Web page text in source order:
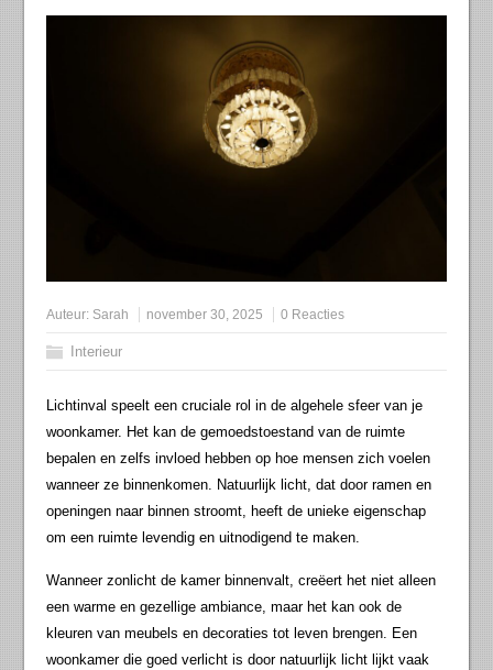
Auteur: Sarah november 30, 2025 0 Reacties
Interieur
Lichtinval speelt een cruciale rol in de algehele sfeer van je
woonkamer. Het kan de gemoedstoestand van de ruimte
bepalen en zelfs invloed hebben op hoe mensen zich voelen
wanneer ze binnenkomen. Natuurlijk licht, dat door ramen en
openingen naar binnen stroomt, heeft de unieke eigenschap
om een ruimte levendig en uitnodigend te maken.
Wanneer zonlicht de kamer binnenvalt, creëert het niet alleen
een warme en gezellige ambiance, maar het kan ook de
kleuren van meubels en decoraties tot leven brengen. Een
woonkamer die goed verlicht is door natuurlijk licht lijkt vaak